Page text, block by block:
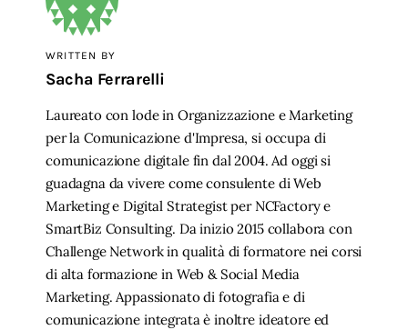
WRITTEN BY
Sacha Ferrarelli
Laureato con lode in Organizzazione e Marketing
per la Comunicazione d'Impresa, si occupa di
comunicazione digitale fin dal 2004. Ad oggi si
guadagna da vivere come consulente di Web
Marketing e Digital Strategist per NCFactory e
SmartBiz Consulting. Da inizio 2015 collabora con
Challenge Network in qualità di formatore nei corsi
di alta formazione in Web & Social Media
Marketing. Appassionato di fotografia e di
comunicazione integrata è inoltre ideatore ed